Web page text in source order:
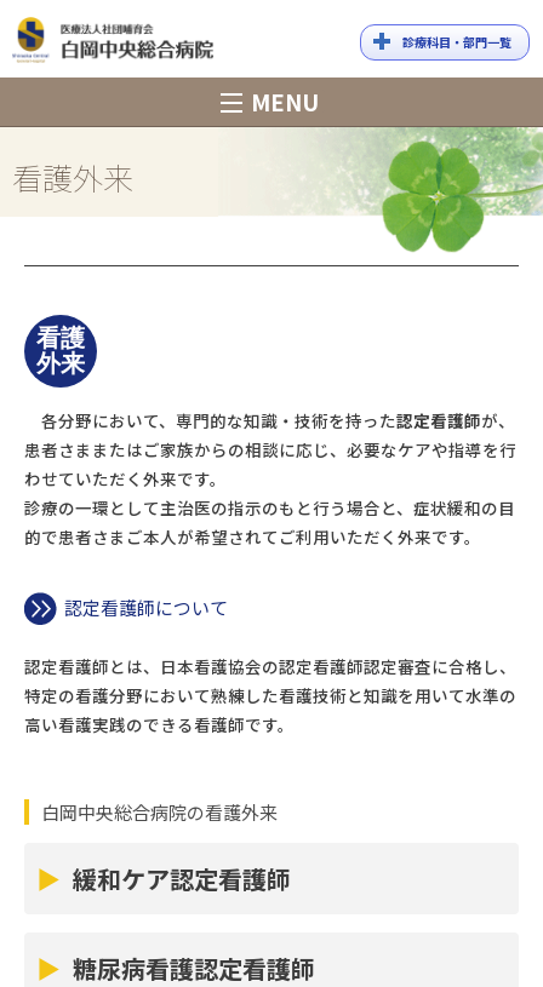
病院
診療科目・部門一覧
MENU
看護外来
看護
外来
各分野において、専門的な知識・技術を持った認定看護師が、
患者さままたはご家族からの相談に応じ、必要なケアや指導を行
わせていただく外来です。
診療の一環として主治医の指示のもと行う場合と、症状緩和の目
的で患者さまご本人が希望されてご利用いただく外来です。
認定看護師について
認定看護師とは、日本看護協会の認定看護師認定審査に合格し、
特定の看護分野において熟練した看護技術と知識を用いて水準の
高い看護実践のできる看護師です。
白岡中央総合病院の看護外来
緩和ケア認定看護師
く、苦痛を取り除き、ご本人さまとご家族さまにとって
ただきます
糖尿病看護認定看護師